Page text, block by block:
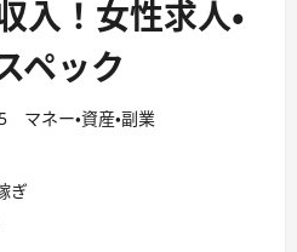
入！女性求人・
ペック
マネー・資産・副業
ぎ